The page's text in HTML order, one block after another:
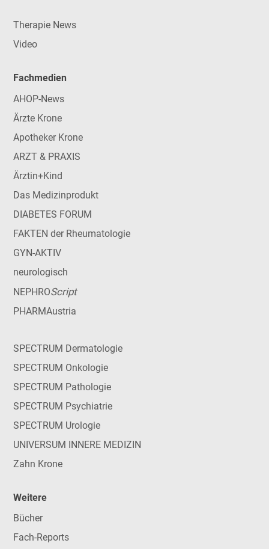
Therapie News
Video
Fachmedien
AHOP-News
Ärzte Krone
Apotheker Krone
ARZT & PRAXIS
Ärztin+Kind
Das Medizinprodukt
DIABETES FORUM
FAKTEN der Rheumatologie
GYN-AKTIV
neurologisch
NEPHROScript
PHARMAustria
SPECTRUM Dermatologie
SPECTRUM Onkologie
SPECTRUM Pathologie
SPECTRUM Psychiatrie
SPECTRUM Urologie
UNIVERSUM INNERE MEDIZIN
Zahn Krone
Weitere
Bücher
Fach-Reports